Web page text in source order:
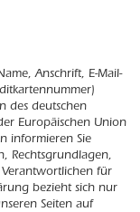
Anschrift, E-Mail-
des deutschen
Europäischen Union
informieren Sie
Rechtsgrundlagen,
für
bezieht sich nur
Seiten auf